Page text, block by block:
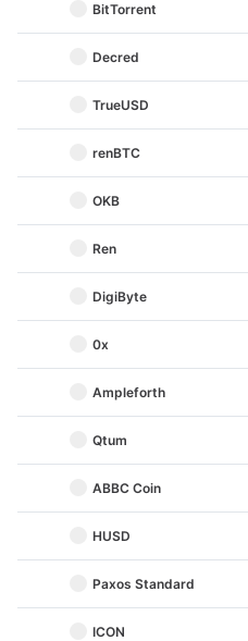
BitTorrent
Decred
TrueUSD
renBTC
OKB
Ren
DigiByte
0x
Ampleforth
Qtum
ABBC Coin
HUSD
Paxos Standard
ICON